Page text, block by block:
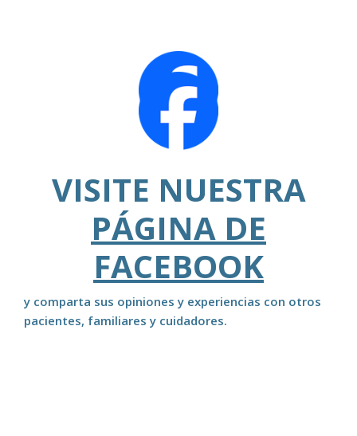
VISITE NUESTRA
PÁGINA DE
FACEBOOK
y comparta sus opiniones y experiencias con otros
pacientes, familiares y cuidadores.